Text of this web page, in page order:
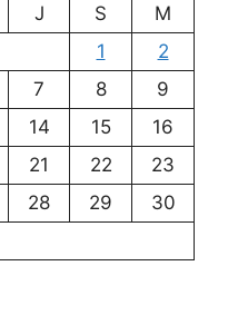
J S
M
1
2
7 8
9
14 15
16
21 22
23
28 29
30